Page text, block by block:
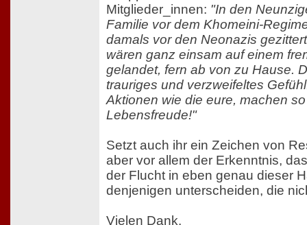
Mitglieder_innen: "In den
Familie vor dem Khomeini-
damals vor den Neonazis
wären ganz einsam auf einem
gelandet, fern ab von zu Hause.
trauriges und verzweifeltes
Aktionen wie die eure, machen
Lebensfreude!"
Setzt auch ihr ein Zeichen von
aber vor allem der Erkenntnis,
der Flucht in eben genau dieser
denjenigen unterscheiden, die
Vielen Dank.